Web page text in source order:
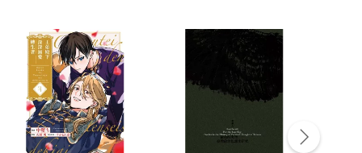
客服資訊